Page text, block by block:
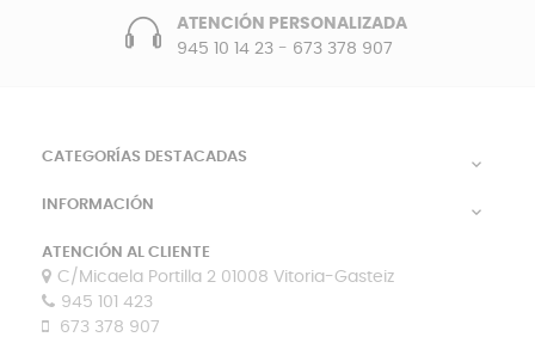
ATENCIÓN PERSONALIZADA
945 10 14 23- 673 378 907
CATEGORÍAS DESTACADAS 
INFORMACIÓN 
ATENCIÓN AL CLIENTE
C/Micaela Portilla 2 01008 Vitoria-Gasteiz
945 101 423
673 378 907